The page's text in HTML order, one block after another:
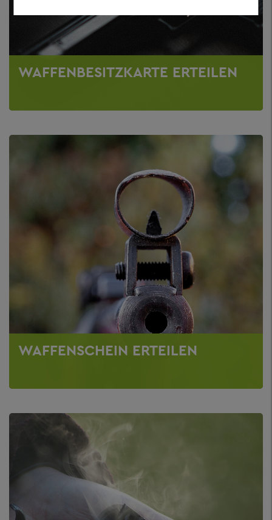
WAFFENBESITZKARTE ERTEILEN
WAFFENSCHEIN ERTEILEN